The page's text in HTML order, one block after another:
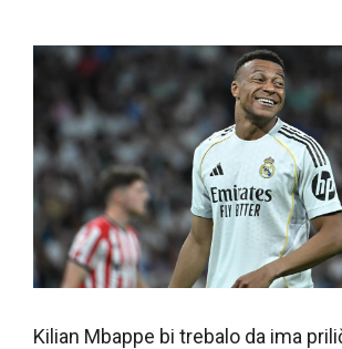
Kilian Mbappe bi trebalo da ima